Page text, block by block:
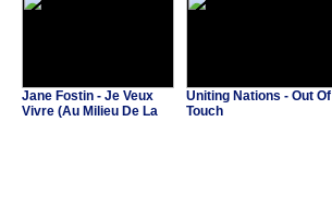
Jane Fostin - Je Veux
Vivre (Au Milieu De La
Uniting Nations - Out Of
Touch